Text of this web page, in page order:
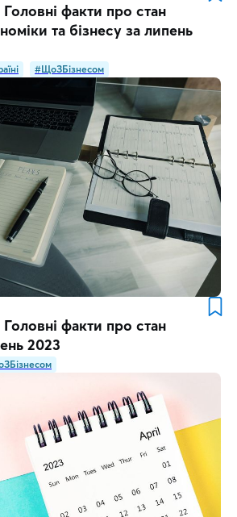
факти про стан
та бізнесу за липень
#ЩоЗБізнесом
факти про стан
2023